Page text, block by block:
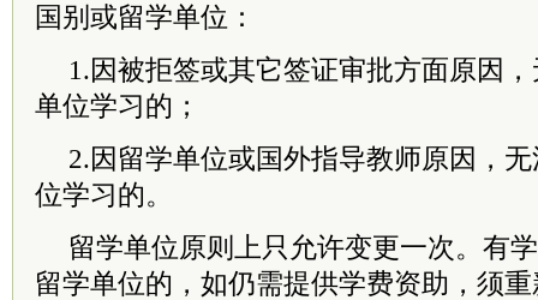
国别或留学单位：
1.因被拒签或其它签证审批方面原因
单位学习的；
2.因留学单位或国外指导教师原因，
位学习的。
留学单位原则上只允许变更一次。有
留学单位的，如仍需提供学费资助，须